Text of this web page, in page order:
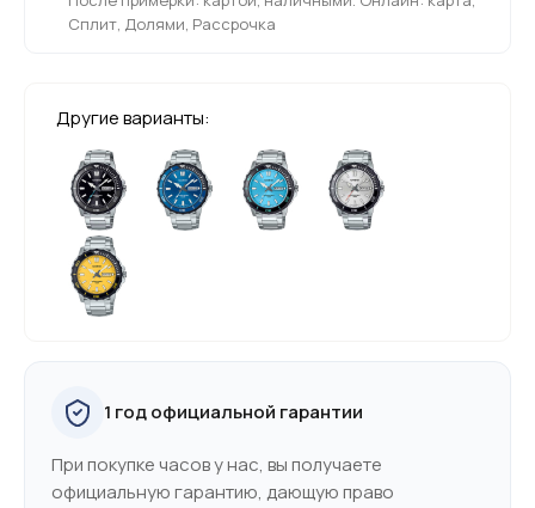
Сплит, Долями, Рассрочка
Другие варианты:
1 год официальной гарантии
При покупке часов у нас, вы получаете
официальную гарантию, дающую право